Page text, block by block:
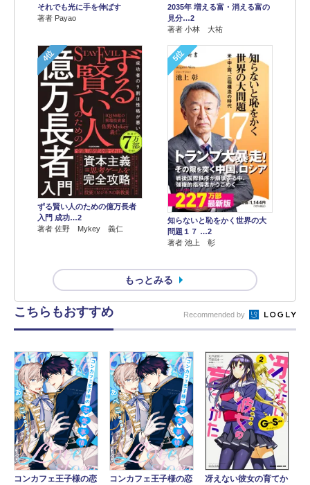
それでも光に手を伸ばす
著者 Payao
2035年 増える富・消える富の
見分…2
著者 小林 大祐
4位
ずる賢い人のための億万長者
入門 成功…2
著者 佐野 Mykey 義仁
5位
知らないと恥をかく世界の大
問題１７ …2
著者 池上 彰
もっとみる
こちらもおすすめ Recommended by
コンカフェ王子様の恋
コンカフェ王子様の恋
冴えない彼女の育てか